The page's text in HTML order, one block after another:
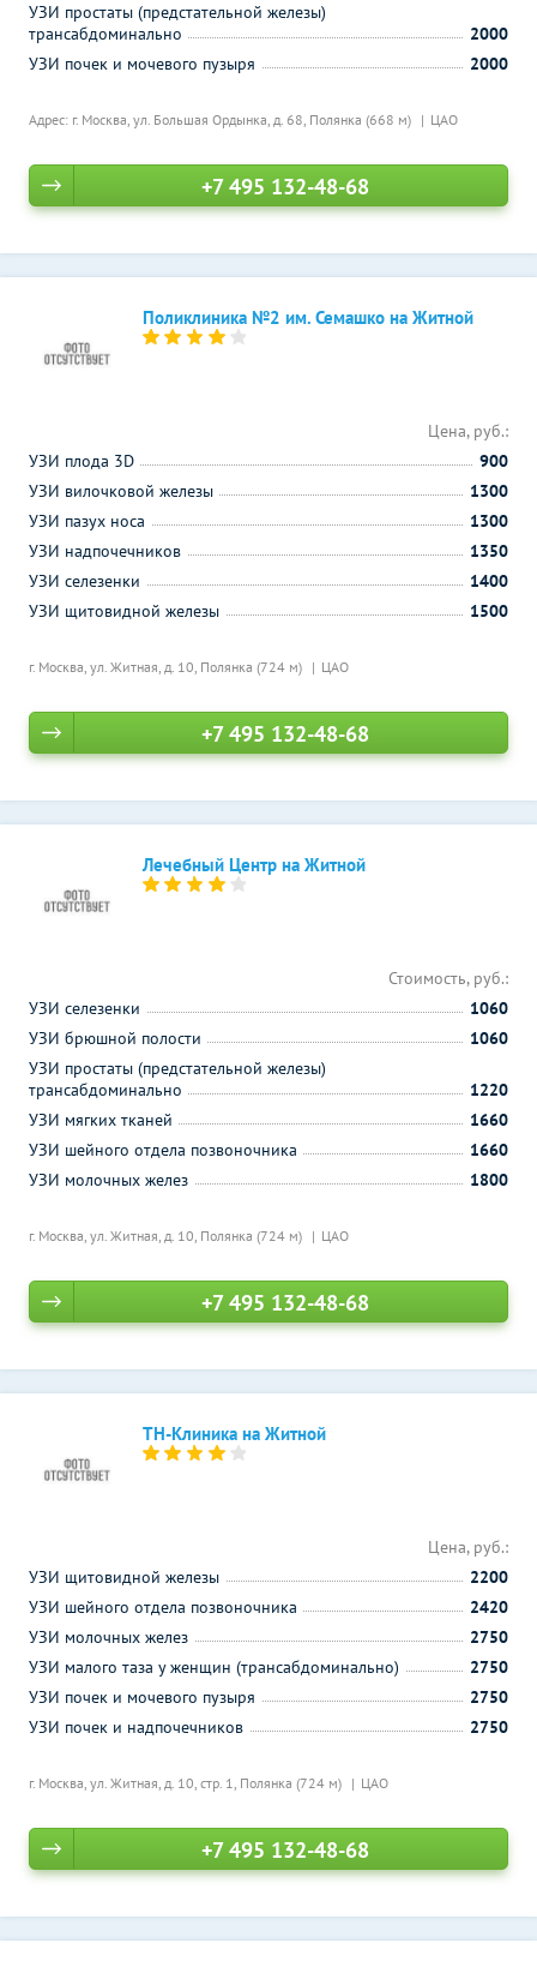
Адрес: г. Москва, ул. Большая Ордынка, д. 68, Полянка (668 м) ЦАО
УЗИ простаты (предстательной железы)
трансабдоминально
2000
УЗИ почек и мочевого пузыря
2000
+7 495 132-48-68
Поликлиника №2 им. Семашко на Житной
г. Москва, ул. Житная, д. 10, Полянка (724 м) ЦАО
Цена, руб.:
УЗИ плода 3D
900
УЗИ вилочковой железы
1300
УЗИ пазух носа
1300
УЗИ надпочечников
1350
УЗИ селезенки
1400
УЗИ щитовидной железы
1500
+7 495 132-48-68
Лечебный Центр на Житной
г. Москва, ул. Житная, д. 10, Полянка (724 м) ЦАО
Стоимость, руб.:
УЗИ селезенки
1060
УЗИ брюшной полости
1060
УЗИ простаты (предстательной железы)
трансабдоминально
1220
УЗИ мягких тканей
1660
УЗИ шейного отдела позвоночника
1660
УЗИ молочных желез
1800
+7 495 132-48-68
ТН-Клиника на Житной
г. Москва, ул. Житная, д. 10, стр. 1, Полянка (724 м) ЦАО
Цена, руб.:
УЗИ щитовидной железы
2200
УЗИ шейного отдела позвоночника
2420
УЗИ молочных желез
2750
УЗИ малого таза у женщин (трансабдоминально)
2750
УЗИ почек и мочевого пузыря
2750
УЗИ почек и надпочечников
2750
+7 495 132-48-68